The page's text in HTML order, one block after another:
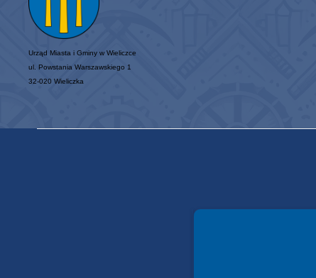
Urząd Miasta i Gminy w Wieliczce
ul. Powstania Warszawskiego 1
32-020 Wieliczka
Spełniamy standardy WCAG 2.2
Spełniamy standardy W3C